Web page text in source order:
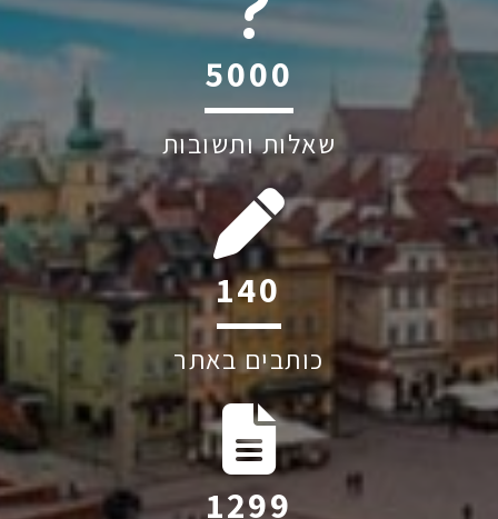
6045
שאלות ותשובות
236
כותבים באתר
2199